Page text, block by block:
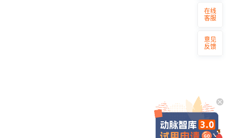
在线
客服
意见
反馈